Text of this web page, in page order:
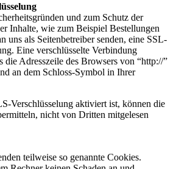
und zum Schutz der
Inhalte, wie zum Beispiel Bestellungen
uns als Seitenbetreiber senden, eine SSL-
Eine verschlüsselte Verbindung
die Adresszeile des Browsers von “http://”
an dem Schloss-Symbol in Ihrer
Verschlüsselung aktiviert ist, können die
nicht von Dritten mitgelesen
teilweise so genannte Cookies.